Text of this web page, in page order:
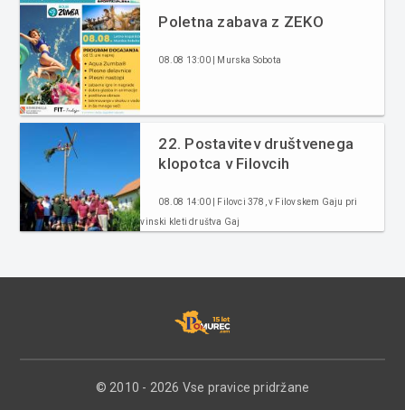
Poletna zabava z ZEKO
08.08 13:00 | Murska Sobota
22. Postavitev društvenega
klopotca v Filovcih
08.08 14:00 | Filovci 378, v Filovskem Gaju pri
vinski kleti društva Gaj
© 2010 - 2026 Vse pravice pridržane